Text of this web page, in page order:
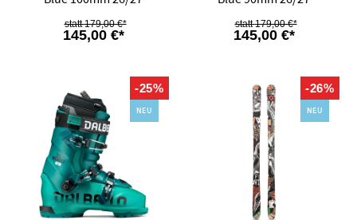
145,00 €*
179,00 €*
145,00 €*
179,00 €*
-25%
NEU
-26%
NEU